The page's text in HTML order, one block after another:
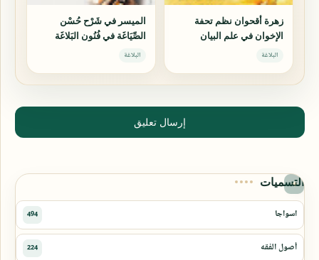
زهرة أقحوان نظم تحفة
الإخوان في علم البيان
البلاغة
الميسر في شَرْح حُسْن
الصِّيَاغَة في فُنُون البَلاغَة
البلاغة
إرسال تعليق
التسميات